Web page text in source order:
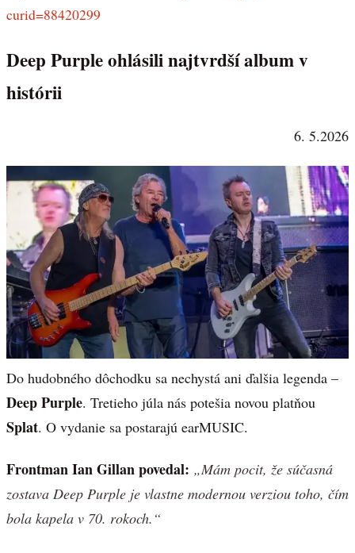
curid=88420299
Deep Purple ohlásili najtvrdší album v
histórii
6. 5.2026
Do hudobného dôchodku sa nechystá ani ďalšia legenda –
Deep Purple. Tretieho júla nás potešia novou platňou
Splat. O vydanie sa postarajú earMUSIC.
Frontman Ian Gillan povedal: „Mám pocit, že súčasná
zostava Deep Purple je vlastne modernou verziou toho, čím
bola kapela v 70. rokoch.“